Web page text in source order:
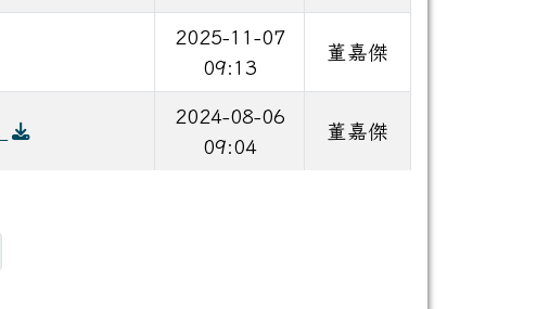
2025-11-07
09:13
董嘉傑
2024-08-06
09:04
董嘉傑